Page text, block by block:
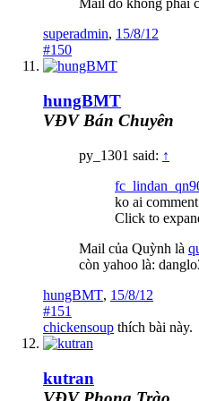
Mail đó không phải
superadmin, 15/8/12
#150
hungBMT
VĐV Bán Chuyên
py_1301 said: ↑
ko ai
Click to
Mail của Quỳnh là
còn yahoo là:
hungBMT, 15/8/12
#151
chickensoup thích bài này.
kutran